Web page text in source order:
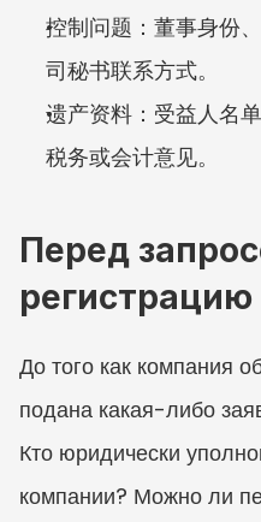
控制问题：董事身份
司秘书联系方式。
遗产资料：受益人名
税务或会计意见。
Перед
регистрацию
До того как компания
подана какая-либо
Кто юридически
компании? Можно ли